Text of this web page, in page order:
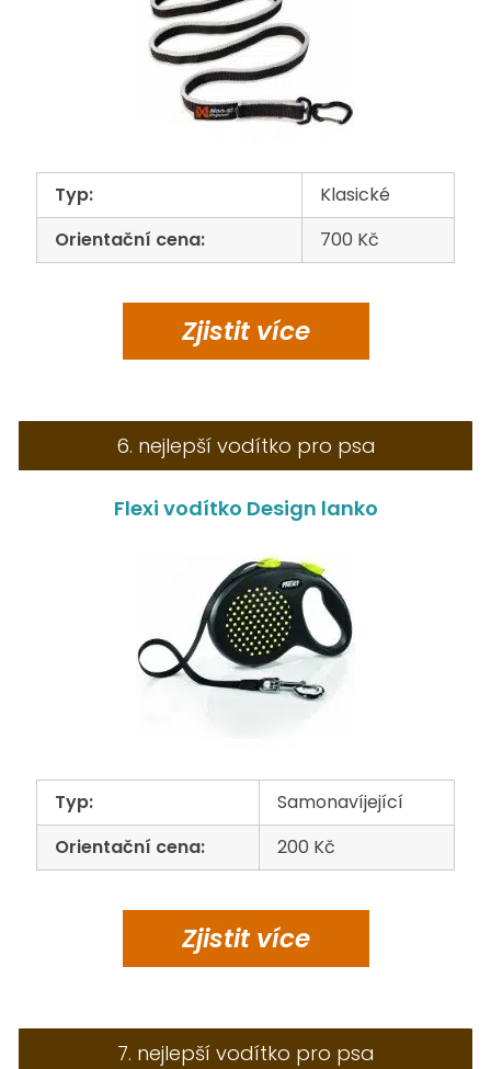
Typ:
Klasické
Orientační cena:
700 Kč
Zjistitvíce
6. nejlepší vodítko pro psa
Flexi vodítko Design lanko
Typ:
Samonavíjející
Orientační cena:
200 Kč
Zjistitvíce
7. nejlepší vodítko pro psa